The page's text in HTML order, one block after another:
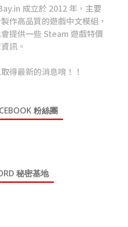
成立於 2012 年，主要
作高品質的遊戲中文模組，
提供一些 Steam 遊戲特價
訊。
得最新的消息唷！！
粉絲團
秘密基地